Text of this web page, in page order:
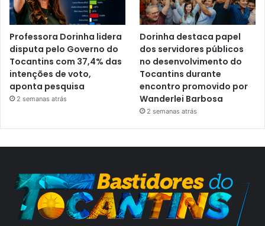
Professora Dorinha lidera
disputa pelo Governo do
Tocantins com 37,4% das
intenções de voto,
aponta pesquisa
2 semanas atrás
Dorinha destaca papel
dos servidores públicos
no desenvolvimento do
Tocantins durante
encontro promovido por
Wanderlei Barbosa
2 semanas atrás